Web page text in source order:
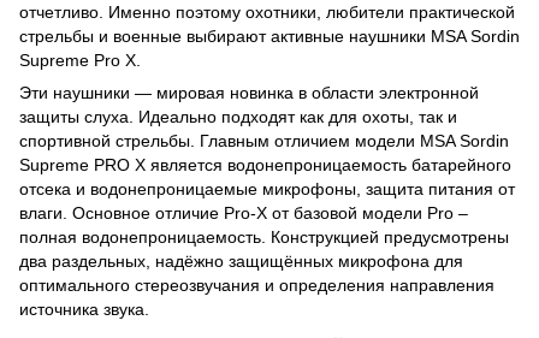
отчетливо. Именно поэтому охотники, любители практической
стрельбы и военные выбирают активные наушники MSA Sordin
Supreme Pro X.
Эти наушники — мировая новинка в области электронной
защиты слуха. Идеально подходят как для охоты, так и
спортивной стрельбы. Главным отличием модели MSA Sordin
Supreme PRO X является водонепроницаемость батарейного
отсека и водонепроницаемые микрофоны, защита питания от
влаги. Основное отличие Pro-X от базовой модели Pro –
полная водонепроницаемость. Конструкцией предусмотрены
два раздельных, надёжно защищённых микрофона для
оптимального стереозвучания и определения направления
источника звука.